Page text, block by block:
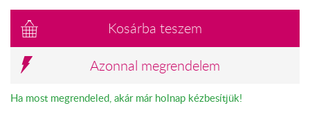
Kosárba teszem
Azonnal megrendelem
Ha most megrendeled, akár már holnap kézbesítjük!